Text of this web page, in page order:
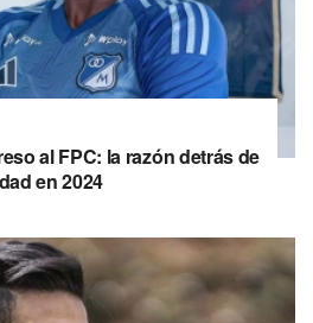
al FPC: la razón detrás de
en 2024